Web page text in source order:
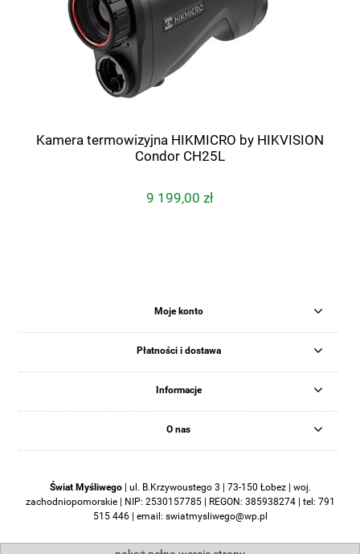
Kamera termowizyjna HIKMICRO by HIKVISION
Condor CH25L
9 199,00 zł
Moje konto
Płatności i dostawa
Informacje
O nas
Świat Myśliwego| ul. B.Krzywoustego 3 | 73-150 Łobez | woj.
zachodniopomorskie | NIP: 2530157785 | REGON: 385938274 | tel: 791
515 446| email: swiatmysliwego@wp.pl